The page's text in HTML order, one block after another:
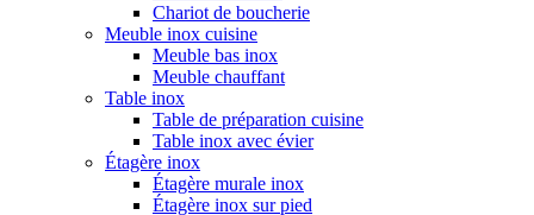
Chariot de boucherie
Meuble inox cuisine
Meuble bas inox
Meuble chauffant
Table inox
Table de préparation cuisine
Table inox avec évier
Étagère inox
Étagère murale inox
Étagère inox sur pied